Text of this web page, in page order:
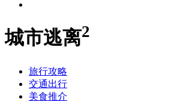
城市逃离2
旅行攻略
交通出行
美食推介